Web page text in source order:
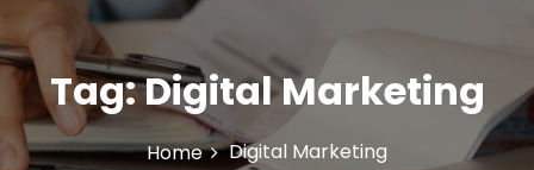
Tag:Digital Marketing
Home Digital Marketing